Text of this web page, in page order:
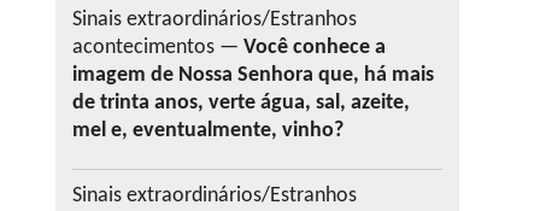
Sinais extraordinários/Estranhos
acontecimentos — Você conhece a
imagem de Nossa Senhora que, há mais
de trinta anos, verte água, sal, azeite,
mel e, eventualmente, vinho?
Sinais extraordinários/Estranhos